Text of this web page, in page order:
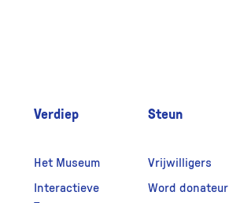
Verdiep
Het Museum
Interactieve
Steun
Vrijwilligers
Word donateur